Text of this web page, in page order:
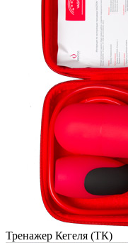
Тренажер Кегеля (ТК)